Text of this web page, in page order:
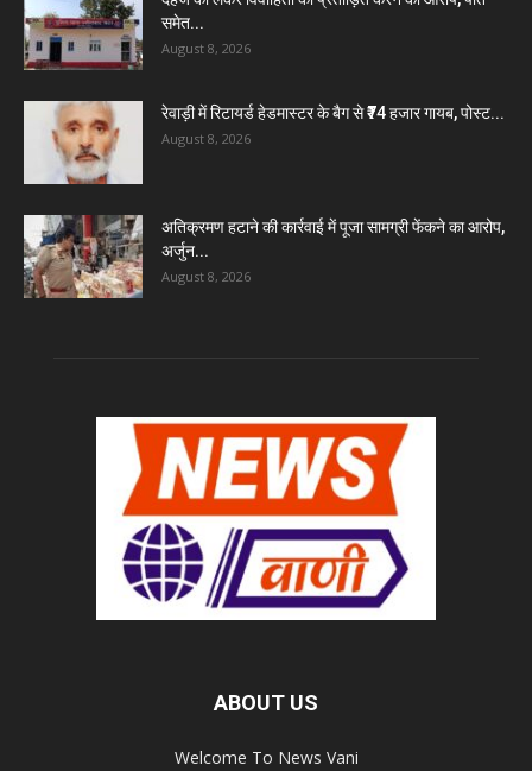
समेत...
August 8, 2026
रेवाड़ी में रिटायर्ड हेडमास्टर के बैग से ₹74 हजार गायब, पोस्ट...
August 8, 2026
अतिक्रमण हटाने की कार्रवाई में पूजा सामग्री फेंकने का आरोप,
अर्जुन...
August 8, 2026
ABOUT US
Welcome To News Vani